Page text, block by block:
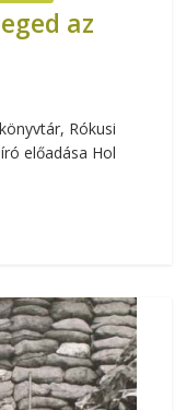
az
Rókusi
előadása Hol